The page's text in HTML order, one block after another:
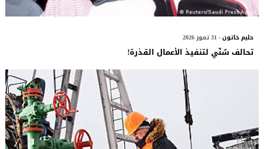
حليم خاتون- 31 تموز 2026
تحالف سٌنّي لتنفيذ الأعمال القذرة!